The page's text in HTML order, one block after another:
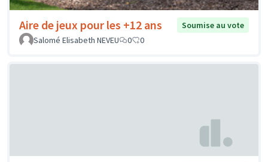
Aire de jeux pour les +12 ans
Soumise au vote
Salomé Elisabeth NEVEU
0 0